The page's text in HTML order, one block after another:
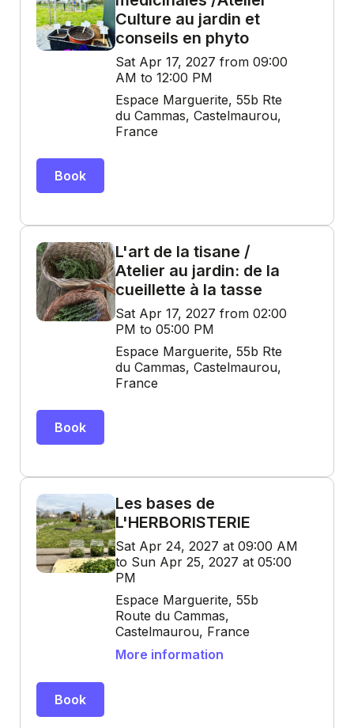
Culture au jardin et
conseils en phyto
Sat Apr 17, 2027 from 09:00
AM to 12:00 PM
Espace Marguerite, 55b Rte
du Cammas, Castelmaurou,
France
Book
L'art de la tisane /
Atelier au jardin: de la
cueillette à la tasse
Sat Apr 17, 2027 from 02:00
PM to 05:00 PM
Espace Marguerite, 55b Rte
du Cammas, Castelmaurou,
France
Book
Les bases de
L'HERBORISTERIE
Sat Apr 24, 2027 at 09:00 AM
to Sun Apr 25, 2027 at 05:00
PM
Espace Marguerite, 55b
Route du Cammas,
Castelmaurou, France
More information
Book